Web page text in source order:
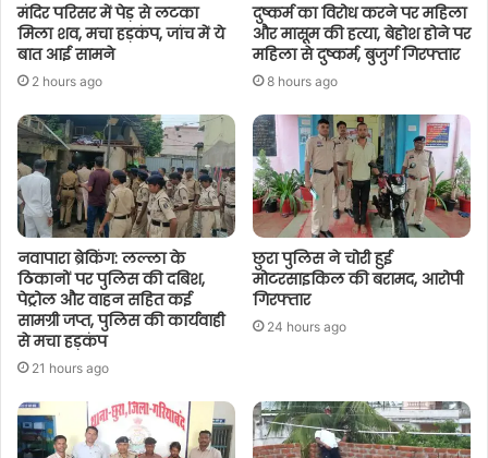
मंदिर परिसर में पेड़ से लटका
मिला शव, मचा हड़कंप, जांच में ये
बात आई सामने
2 hours ago
दुष्कर्म का विरोध करने पर महिला
और मासूम की हत्या, बेहोश होने पर
महिला से दुष्कर्म, बुजुर्ग गिरफ्तार
8 hours ago
नवापारा ब्रेकिंग: लल्ला के
ठिकानों पर पुलिस की दबिश,
पेट्रोल और वाहन सहित कई
सामग्री जप्त, पुलिस की कार्यवाही
से मचा हड़कंप
21 hours ago
छुरा पुलिस ने चोरी हुई
मोटरसाइकिल की बरामद, आरोपी
गिरफ्तार
24 hours ago